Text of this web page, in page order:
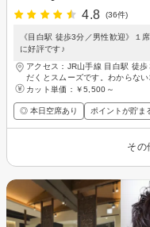
4.8
(36件)
《目白駅 徒歩3分／男性歓迎》１
に好評です♪
アクセス：JR山手線 目白駅 徒
だくとスムーズです。わからな
カット単価： ￥5,500～
◎ 本日空席あり ポイントが貯ま
その